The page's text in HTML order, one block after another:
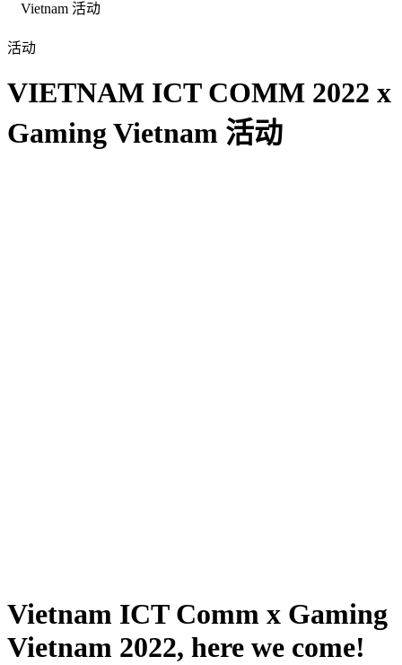
Vietnam 活动
活动
VIETNAM ICT COMM 2022 x
Gaming Vietnam 活动
Vietnam ICT Comm x Gaming
Vietnam 2022, here we come!